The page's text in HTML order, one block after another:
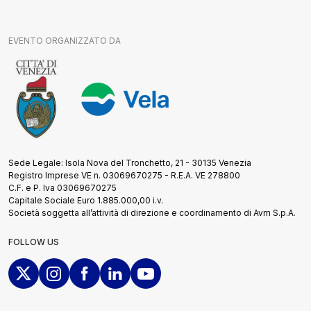
EVENTO ORGANIZZATO DA
Sede Legale: Isola Nova del Tronchetto, 21 - 30135 Venezia
Registro Imprese VE n. 03069670275 - R.E.A. VE 278800
C.F. e P. Iva 03069670275
Capitale Sociale Euro 1.885.000,00 i.v.
Società soggetta all’attività di direzione e coordinamento di Avm S.p.A.
FOLLOW US